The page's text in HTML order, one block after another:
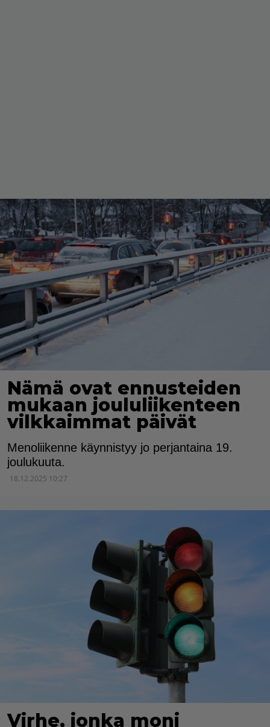
Nämä ovat ennusteiden
mukaan joululiikenteen
vilkkaimmat päivät
Menoliikenne käynnistyy jo perjantaina 19.
joulukuuta.
18.12.2025 10:27
Virhe, jonka moni